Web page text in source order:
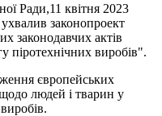
Ради,11 квітня 2023
законопроект
законодавчих актів
піротехнічних виробів".
європейських
людей і тварин у